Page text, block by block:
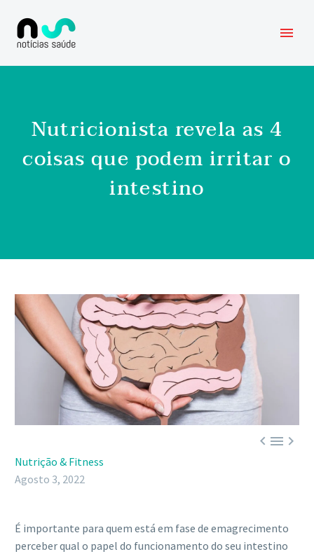
Nutricionista revela as 4
coisas que podem irritar o
intestino

Nutrição & Fitness
Agosto 3, 2022
É importante para quem está em fase de emagrecimento
perceber qual o papel do funcionamento do seu intestino